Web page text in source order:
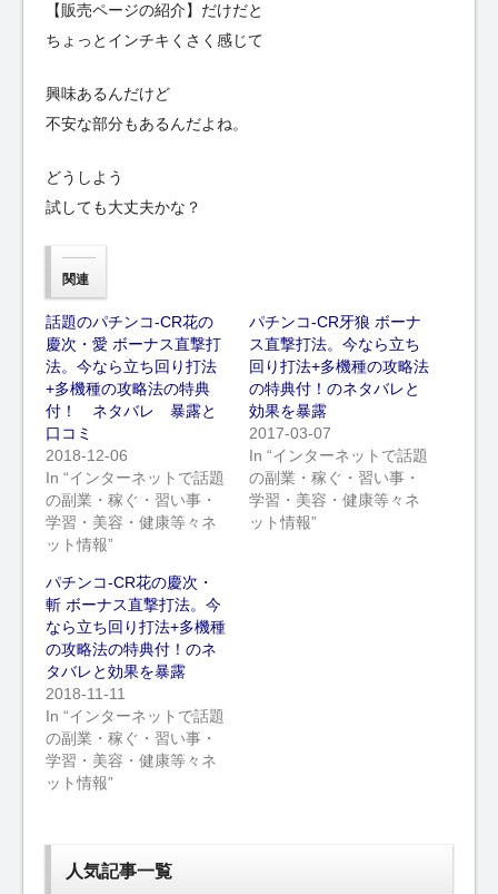
【販売ページの紹介】だけだと
ちょっとインチキくさく感じて
興味あるんだけど
不安な部分もあるんだよね。
どうしよう
試しても大丈夫かな？
関連
話題のパチンコ-CR花の
慶次・愛 ボーナス直撃打
法。今なら立ち回り打法
+多機種の攻略法の特典
付！ ネタバレ 暴露と
口コミ
2018-12-06
In “インターネットで話題
の副業・稼ぐ・習い事・
学習・美容・健康等々ネ
ット情報”
パチンコ-CR牙狼 ボーナ
ス直撃打法。今なら立ち
回り打法+多機種の攻略法
の特典付！のネタバレと
効果を暴露
2017-03-07
In “インターネットで話題
の副業・稼ぐ・習い事・
学習・美容・健康等々ネ
ット情報”
パチンコ-CR花の慶次・
斬 ボーナス直撃打法。今
なら立ち回り打法+多機種
の攻略法の特典付！のネ
タバレと効果を暴露
2018-11-11
In “インターネットで話題
の副業・稼ぐ・習い事・
学習・美容・健康等々ネ
ット情報”
人気記事一覧